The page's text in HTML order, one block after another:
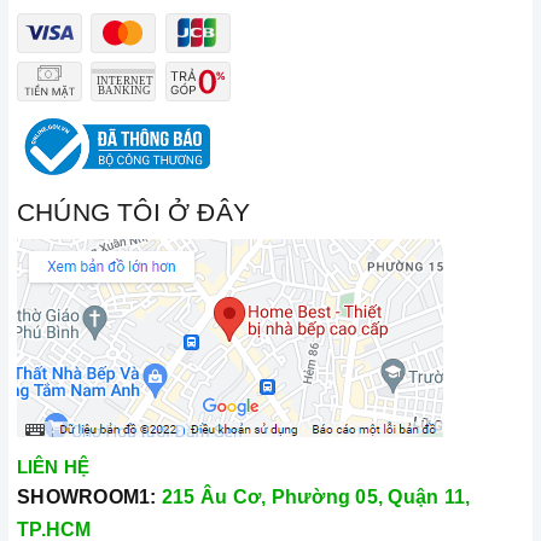
CHÚNG TÔI Ở ĐÂY
LIÊN HỆ
SHOWROOM1: 215 Âu Cơ, Phường 05, Quận 11,
TP.HCM